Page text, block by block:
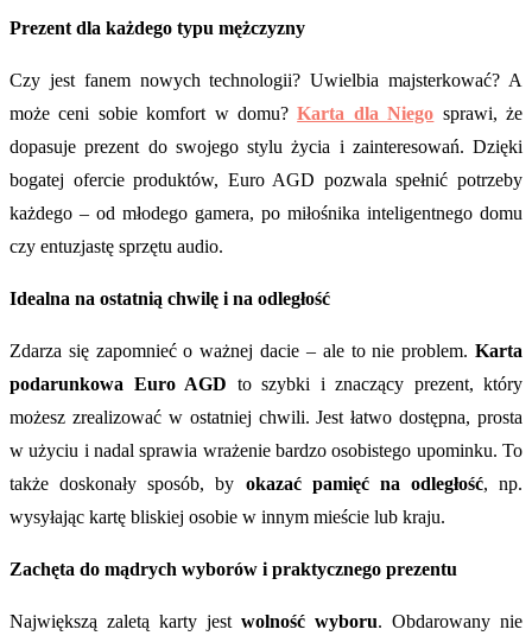
Prezent dla każdego typu mężczyzny
Czy jest fanem nowych technologii? Uwielbia majsterkować? A
może ceni sobie komfort w domu?Karta dla Niego sprawi, że
dopasuje prezent do swojego stylu życia i zainteresowań. Dzięki
bogatej ofercie produktów, Euro AGD pozwala spełnić potrzeby
każdego – od młodego gamera, po miłośnika inteligentnego domu
czy entuzjastę sprzętu audio.
Idealna na ostatnią chwilę i na odległość
Zdarza się zapomnieć o ważnej dacie – ale to nie problem. Karta
podarunkowa Euro AGD to szybki i znaczący prezent, który
możesz zrealizować w ostatniej chwili. Jest łatwo dostępna, prosta
w użyciu i nadal sprawia wrażenie bardzo osobistego upominku. To
także doskonały sposób, by okazać pamięć na odległość, np.
wysyłając kartę bliskiej osobie w innym mieście lub kraju.
Zachęta do mądrych wyborów i praktycznego prezentu
Największą zaletą karty jest wolność wyboru. Obdarowany nie